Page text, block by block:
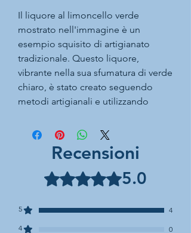
Il liquore al limoncello verde
mostrato nell'immagine è un
esempio squisito di artigianato
tradizionale. Questo liquore,
vibrante nella sua sfumatura di verde
chiaro, è stato creato seguendo
metodi artigianali e utilizzando
particolarità di questa varietà di
limoncello risiede nell'uso di bucce
di limoni non completamente
maturi, selezionati per il loro alto
contenuto di oli essenziali, che
intenso e una fragranza
inconfondibile. La scelta di questi
Recensioni
Valutazione 5 stelle su 5.
5.0
5
4
4
0